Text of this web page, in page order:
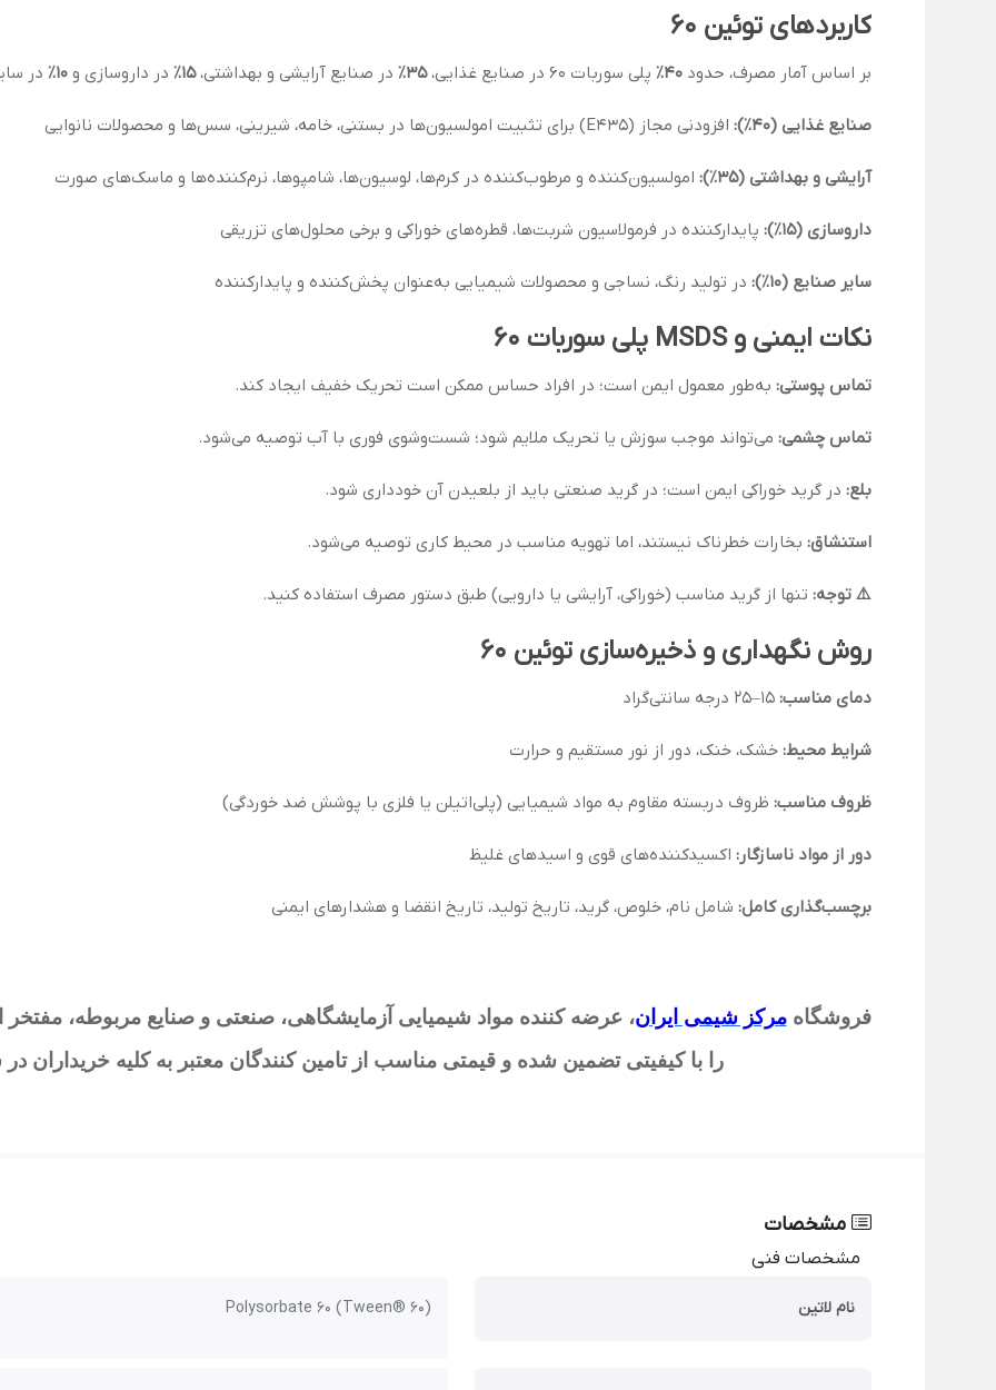
کاربردهای توئین ۶۰
بر اساس آمار مصرف، حدود ۴۰٪ پلی سوربات ۶۰ در صنایع غذایی، ۳۵٪ در صنایع آرایشی و بهداشتی،۱۵٪ در داروسازی و ۱۰٪ در
صنایع غذایی (۴۰٪): افزودنی مجاز (E435) برای تثبیت امولسیون‌ها در بستنی، خامه، شیرینی، سس‌ها و محصولات نانوایی
آرایشی و بهداشتی (۳۵٪): امولسیون‌کننده و مرطوب‌کننده در کرم‌ها، لوسیون‌ها، شامپوها، نرم‌کننده‌ها و ماسک‌های صورت
داروسازی (۱۵٪): پایدارکننده در فرمولاسیون شربت‌ها، قطره‌های خوراکی و برخی محلول‌های تزریقی
سایر صنایع (۱۰٪): در تولید رنگ، نساجی و محصولات شیمیایی به‌عنوان پخش‌کننده و پایدارکننده
نکات ایمنی و MSDS پلی سوربات ۶۰
تماس پوستی: به‌طور معمول ایمن است؛ در افراد حساس ممکن است تحریک خفیف ایجاد کند.
تماس چشمی: می‌تواند موجب سوزش یا تحریک ملایم شود؛ شست‌وشوی فوری با آب توصیه می‌شود.
بلع: در گرید خوراکی ایمن است؛ در گرید صنعتی باید از بلعیدن آن خودداری شود.
استنشاق: بخارات خطرناک نیستند، اما تهویه مناسب در محیط کاری توصیه می‌شود.
⚠️ توجه: تنها از گرید مناسب (خوراکی، آرایشی یا دارویی) طبق دستور مصرف استفاده کنید.
روش نگهداری و ذخیره‌سازی توئین ۶۰
دمای مناسب:
شرایط محیط: خشک، خنک، دور از نور مستقیم و حرارت
ظروف مناسب: ظروف دربسته مقاوم به مواد شیمیایی (پلی‌اتیلن یا فلزی با پوشش ضد خوردگی)
دور از مواد ناسازگار: اکسیدکننده‌های قوی و اسیدهای غلیظ
برچسب‌گذاری کامل: شامل نام، خلوص، گرید، تاریخ تولید، تاریخ انقضا و هشدارهای ایمنی
فروشگاهمرکز شیمی ایران،عرضه کننده مواد شیمیایی آزمایشگاهی، صنعتی و صنایع مربوطه، مفتخر است که
را با کیفیتی تضمین شده و قیمتی مناسب از تامین کنندگان معتبر به کلیه خریداران
مشخصات
مشخصات فنی
نام لاتین (Polysorbate 60 (Tween® 60